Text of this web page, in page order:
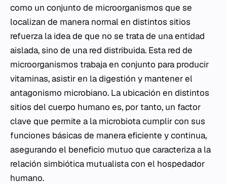
como un conjunto de microorganismos que se
localizan de manera normal en distintos sitios
refuerza la idea de que no se trata de una entidad
aislada, sino de una red distribuida. Esta red de
microorganismos trabaja en conjunto para producir
vitaminas, asistir en la digestión y mantener el
antagonismo microbiano. La ubicación en distintos
sitios del cuerpo humano es, por tanto, un factor
clave que permite a la microbiota cumplir con sus
funciones básicas de manera eficiente y continua,
asegurando el beneficio mutuo que caracteriza a la
relación simbiótica mutualista con el hospedador
humano.